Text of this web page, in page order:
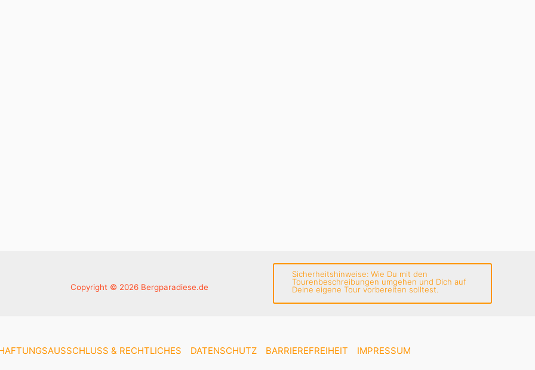
Copyright © 2026 Bergparadiese.de
Sicherheitshinweise: Wie Du mit den
Tourenbeschreibungen umgehen und Dich auf
Deine eigene Tour vorbereiten solltest.
& RECHTLICHES DATENSCHUTZ BARRIEREFREIHEIT IMPRESSUM